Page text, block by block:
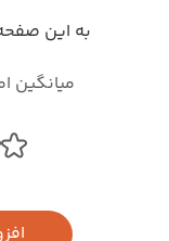
به این
میانگین امتیاز 0 از 5